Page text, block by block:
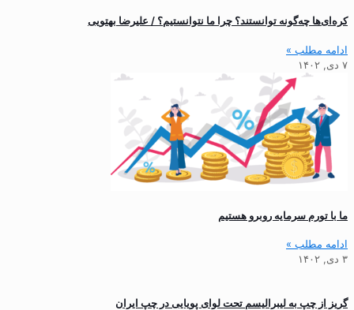
کره‌ای‌ها چه‌گونه توانستند؟ چرا ما نتوانستیم؟ / علیرضا بهتویی
ادامه مطلب »
۷ دی, ۱۴۰۲
ما با تورم سرمایه روبرو هستیم
ادامه مطلب »
۳ دی, ۱۴۰۲
گریز از چپ به لیبرالیسم تحت لوای پویایی در چپ ایران